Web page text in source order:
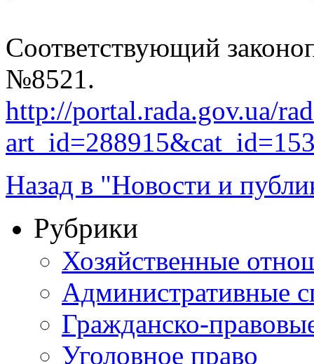
Соответствующий
№8521.
http://portal.rada.gov.ua/
Назад в "Новости и
Рубрики
Хозяйственные
Административные
Гражданско-
Уголовное право